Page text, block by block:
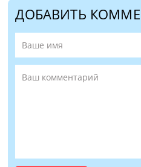
ДОБАВИТЬ